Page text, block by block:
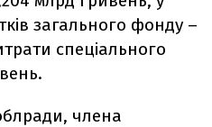
загального фонду –
спеціального
члена